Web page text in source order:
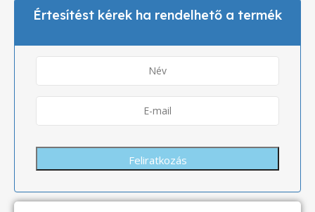
Értesítést kérek ha rendelhető a termék